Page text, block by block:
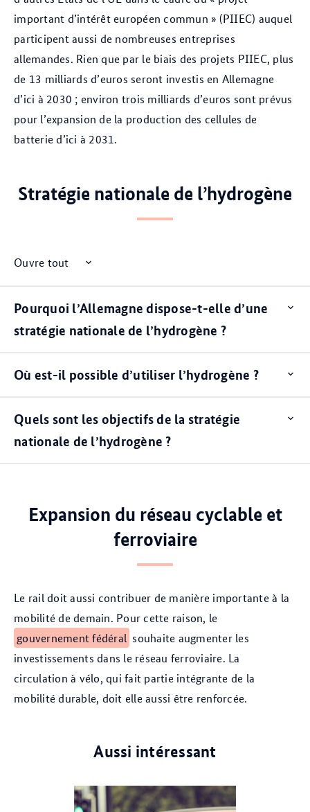
important d’intérêt européen commun » (PIIEC) auquel
participent aussi de nombreuses entreprises
allemandes. Rien que par le biais des projets PIIEC, plus
de 13 milliards d’euros seront investis en Allemagne
d’ici à 2030 ; environ trois milliards d’euros sont prévus
pour l’expansion de la production des cellules de
batterie d’ici à 2031.
Stratégie nationale de l’hydrogène
Ouvre tout
Pourquoi l’Allemagne dispose-t-elle d’une
stratégie nationale de l’hydrogène ?
Où est-il possible d’utiliser l’hydrogène ?
Quels sont les objectifs de la stratégie
nationale de l’hydrogène ?
Expansion du réseau cyclable et
ferroviaire
Le rail doit aussi contribuer de manière importante à la
mobilité de demain. Pour cette raison, le
gouvernement fédéral souhaite augmenter les
investissements dans le réseau ferroviaire. La
circulation à vélo, qui fait partie intégrante de la
mobilité durable, doit elle aussi être renforcée.
Aussi intéressant